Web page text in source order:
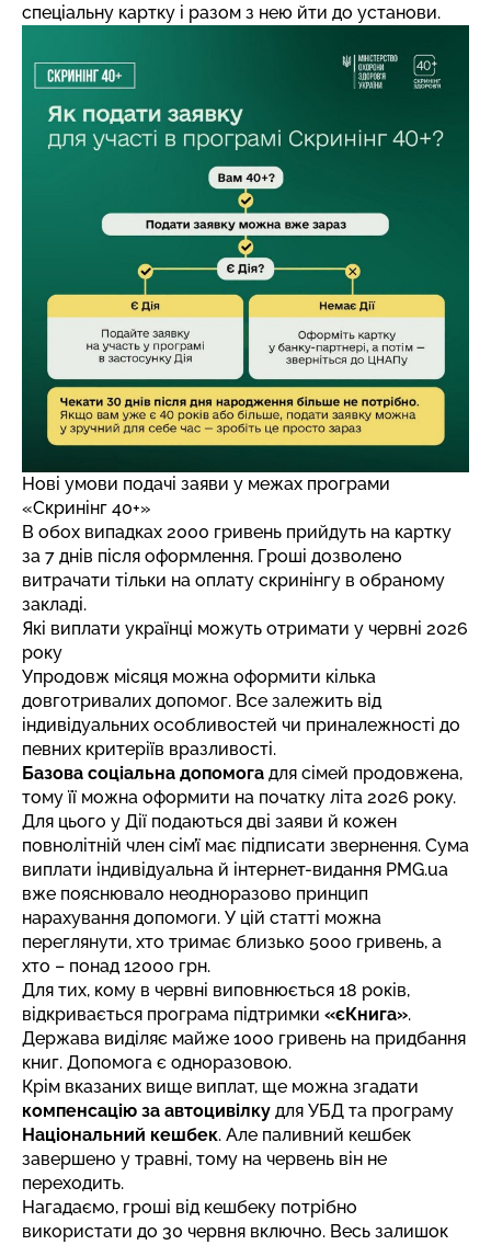
спеціальну картку і разом з нею йти до установи.
Нові умови подачі заяви у межах програми
«Скринінг 40+»
В обох випадках 2000 гривень прийдуть на картку
за 7 днів після оформлення. Гроші дозволено
витрачати тільки на оплату скринінгу в обраному
закладі.
Які виплати українці можуть отримати у червні 2026
року
Упродовж місяця можна оформити кілька
довготривалих допомог. Все залежить від
індивідуальних особливостей чи приналежності до
певних критеріїв вразливості.
Базова соціальна допомога для сімей продовжена,
тому її можна оформити на початку літа 2026 року.
Для цього у Дії подаються дві заяви й кожен
повнолітній член сім’ї має підписати звернення. Сума
виплати індивідуальна й інтернет-видання PMG.ua
вже пояснювало неодноразово принцип
нарахування допомоги. У цій статті можна
переглянути, хто тримає близько 5000 гривень, а
хто – понад 12000 грн.
Для тих, кому в червні виповнюється 18 років,
відкривається програма підтримки «єКнига».
Держава виділяє майже 1000 гривень на придбання
книг. Допомога є одноразовою.
Крім вказаних вище виплат, ще можна згадати
компенсацію за автоцивілку для УБД та програму
Національний кешбек. Але паливний кешбек
завершено у травні, тому на червень він не
переходить.
Нагадаємо, гроші від кешбеку потрібно
використати до 30 червня включно. Весь залишок